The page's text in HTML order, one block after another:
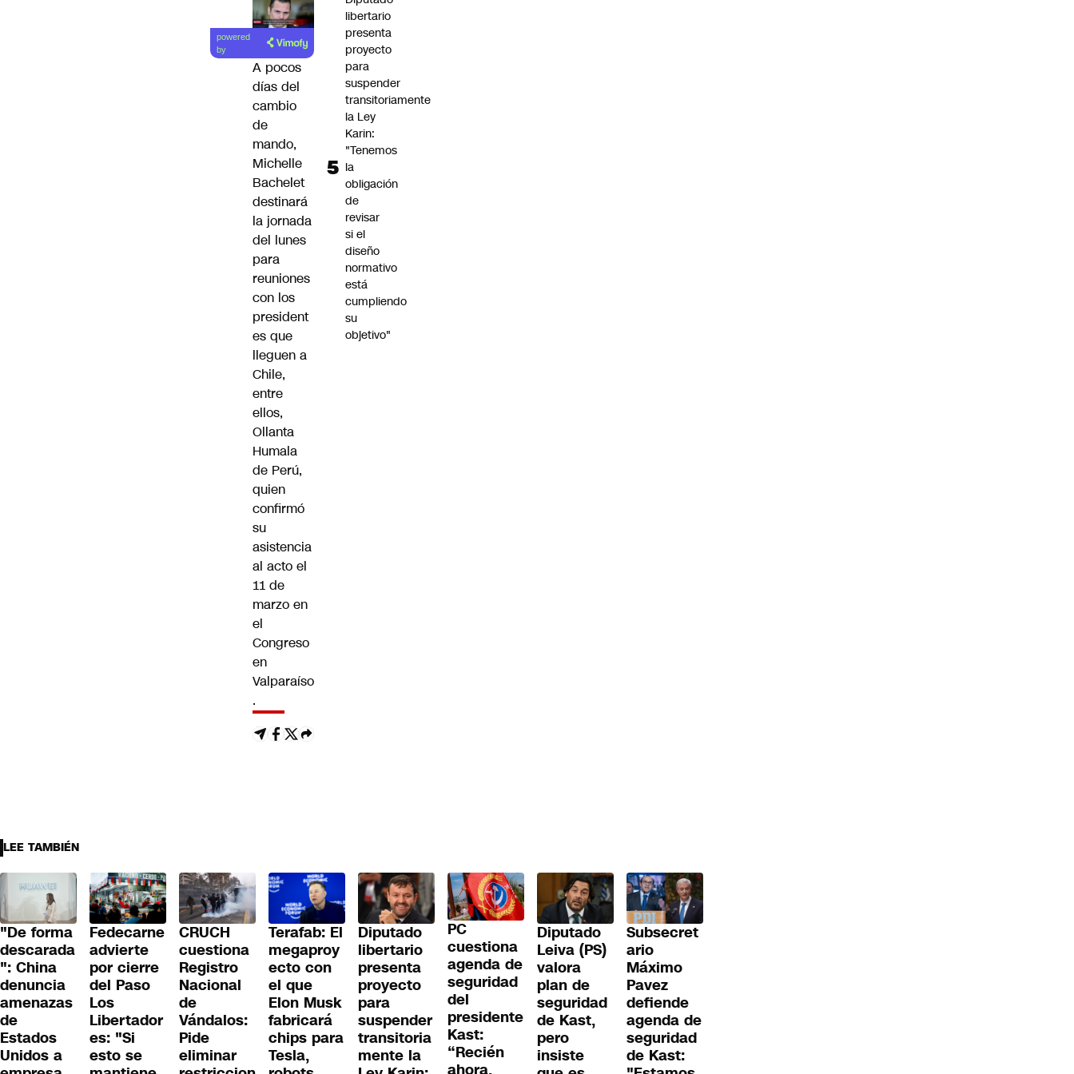
powered
by
A pocos
días del
cambio
de
mando,
Michelle
Bachelet
destinará
la jornada
del lunes
para
reuniones
con los
president
es que
lleguen a
Chile,
entre
ellos,
Ollanta
Humala
de Perú,
quien
confirmó
su
asistencia
al acto el
11 de
marzo en
el
Congreso
en
Valparaíso
.
libertario
presenta
proyecto
para
suspender
transitoriamente
la Ley
Karin:
"Tenemos
la
obligación
de
revisar
si el
diseño
normativo
está
cumpliendo
su
objetivo"
LEE TAMBIÉN
"De forma
descarada
": China
denuncia
amenazas
de
Estados
Unidos a
Fedecarne
advierte
por cierre
del Paso
Los
Libertador
es: "Si
esto se
CRUCH
cuestiona
Registro
Nacional
de
Vándalos:
Pide
eliminar
Terafab: El
megaproy
ecto con
el que
Elon Musk
fabricará
chips para
Tesla,
Diputado
libertario
presenta
proyecto
para
suspender
transitoria
mente la
PC
cuestiona
agenda de
seguridad
del
presidente
Kast:
“Recién
Diputado
Leiva (PS)
valora
plan de
seguridad
de Kast,
pero
insiste
Subsecret
ario
Máximo
Pavez
defiende
agenda de
seguridad
de Kast: